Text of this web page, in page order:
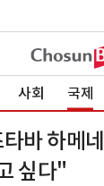
사회 국제
바 하메
싶다"